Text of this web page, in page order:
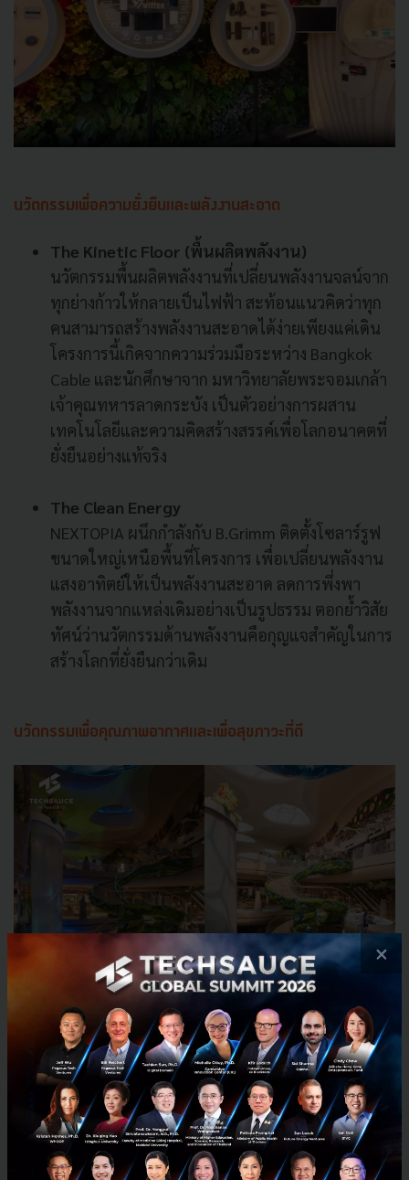
นวัตกรรมเพื่อความยั่งยืนและพลังงานสะอาด
The Kinetic Floor (พื้นผลิตพลังงาน)
นวัตกรรมพื้นผลิตพลังงานที่เปลี่ยนพลังงานจลน์จาก
ทุกย่างก้าวให้กลายเป็นไฟฟ้า สะท้อนแนวคิดว่าทุก
คนสามารถสร้างพลังงานสะอาดได้ง่ายเพียงแค่เดิน
โครงการนี้เกิดจากความร่วมมือระหว่าง Bangkok
Cable และนักศึกษาจาก มหาวิทยาลัยพระจอมเกล้า
เจ้าคุณทหารลาดกระบัง เป็นตัวอย่างการผสาน
เทคโนโลยีและความคิดสร้างสรรค์เพื่อโลกอนาคตที่
ยั่งยืนอย่างแท้จริง
The Clean Energy
NEXTOPIA ผนึกกำลังกับ B.Grimm ติดตั้งโซลาร์รูฟ
ขนาดใหญ่เหนือพื้นที่โครงการ เพื่อเปลี่ยนพลังงาน
แสงอาทิตย์ให้เป็นพลังงานสะอาด ลดการพึ่งพา
พลังงานจากแหล่งเดิมอย่างเป็นรูปธรรม ตอกย้ำวิสัย
ทัศน์ว่านวัตกรรมด้านพลังงานคือกุญแจสำคัญในการ
สร้างโลกที่ยั่งยืนกว่าเดิม
นวัตกรรมเพื่อคุณภาพอากาศและเพื่อสุขภาวะที่ดี
Floor Radiant Cooling (ระบบความเย็นแผ่รังสี)
สัมผัสความเย็นสบายอย่างเป็นธรรมชาติด้วยระบบ
ทำความเย็นแผ่รังสีจากพื้น ที่ให้อุณหภูมิเย็น
สม่ำเสมอโดยไม่ใช้การเป่าลม (Forced Air) ลดการ
ฟุ้งกระจายของฝุ่น สารก่อภูมิแพ้ และเชื้อโรค เพื่อ
×